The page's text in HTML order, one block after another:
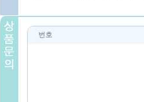
번호